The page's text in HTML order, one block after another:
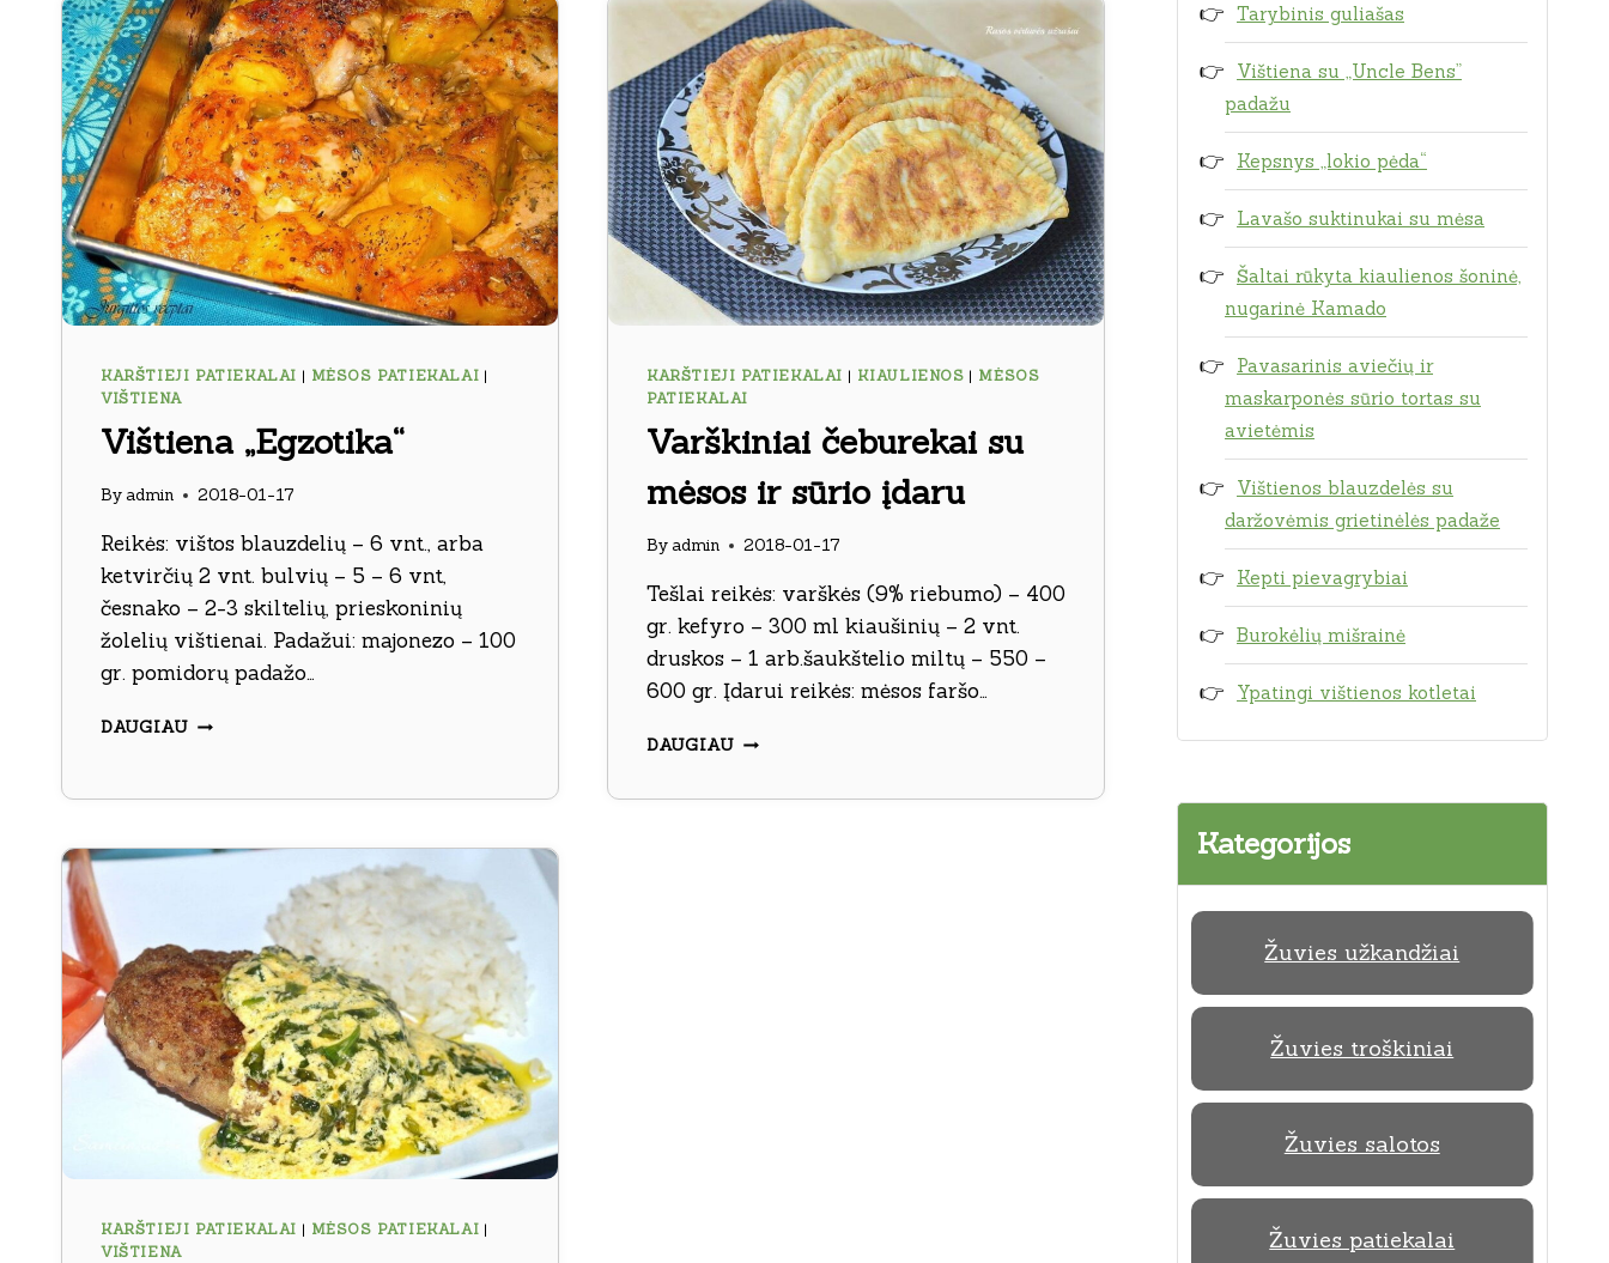
KARŠTIEJI PATIEKALAI | MĖSOS PATIEKALAI |
VIŠTIENA
Vištiena „Egzotika“
By admin 2018-01-17
Reikės: vištos blauzdelių – 6 vnt., arba
ketvirčių 2 vnt. bulvių – 5 – 6 vnt,
česnako – 2-3 skiltelių, prieskoninių
žolelių vištienai. Padažui: majonezo – 100
gr. pomidorų padažo…
DAUGIAUVIŠTIENA
KARŠTIEJI PATIEKALAI | KIAULIENOS | MĖSOS
PATIEKALAI
Varškiniai čeburekai su
mėsos ir sūrio įdaru
By admin 2018-01-17
Tešlai reikės: varškės (9% riebumo) – 400
gr. kefyro – 300 ml kiaušinių – 2 vnt.
druskos – 1 arb.šaukštelio miltų – 550 –
600 gr. Įdarui reikės: mėsos faršo…
DAUGIAUVARŠKINIAI
KARŠTIEJI PATIEKALAI | MĖSOS PATIEKALAI |
VIŠTIENA
Tarybinis guliašas
Vištiena su „Uncle Bens”
padažu
Kepsnys „lokio pėda“
Lavašo suktinukai su mėsa
Šaltai rūkyta kiaulienos šoninė,
nugarinė Kamado
Pavasarinis aviečių ir
maskarponės sūrio tortas su
avietėmis
Vištienos blauzdelės su
daržovėmis grietinėlės padaže
Kepti pievagrybiai
Burokėlių mišrainė
Ypatingi vištienos kotletai
Kategorijos
Žuvies užkandžiai
Žuvies troškiniai
Žuvies salotos
Žuvies patiekalai